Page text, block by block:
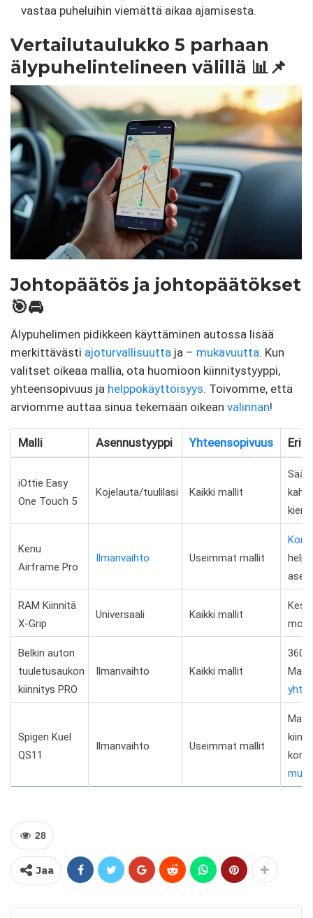
vastaa puheluihin viemättä aikaa ajamisesta.
Vertailutaulukko 5 parhaan
älypuhelintelineen välillä 📊📌
Johtopäätös ja johtopäätökset
🎯🚘
Älypuhelimen pidikkeen käyttäminen autossa lisää
merkittävästi ajoturvallisuutta ja – mukavuutta. Kun
valitset oikeaa mallia, ota huomioon kiinnitystyyppi,
yhteensopivuus ja helppokäyttöisyys. Toivomme, että
arviomme auttaa sinua tekemään oikean valinnan!
Malli Asennustyyppi Yhteensopivuus
iOttie Easy
One Touch 5
Kojelauta/tuulilasi Kaikki mallit
Kenu
Airframe Pro
Ilmanvaihto Useimmat mallit
RAM Kiinnitä
X-Grip
Universaali Kaikki mallit
Belkin auton
tuuletusaukon
kiinnitys PRO
Ilmanvaihto Kaikki mallit
360°
Spigen Kuel
QS11
Ilmanvaihto Useimmat mallit
28
Jaa